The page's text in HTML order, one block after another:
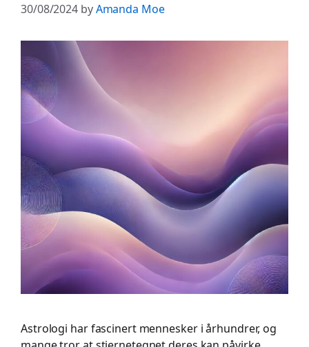
30/08/2024 byAmanda Moe
Astrologi har fascinert mennesker i århundrer, og